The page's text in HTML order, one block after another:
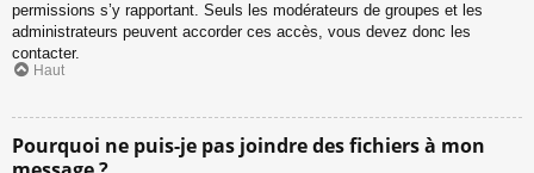
permissions s’y rapportant. Seuls les modérateurs de groupes et les
administrateurs peuvent accorder ces accès, vous devez donc les
contacter.
Haut
Pourquoi ne puis-je pas joindre des fichiers à mon